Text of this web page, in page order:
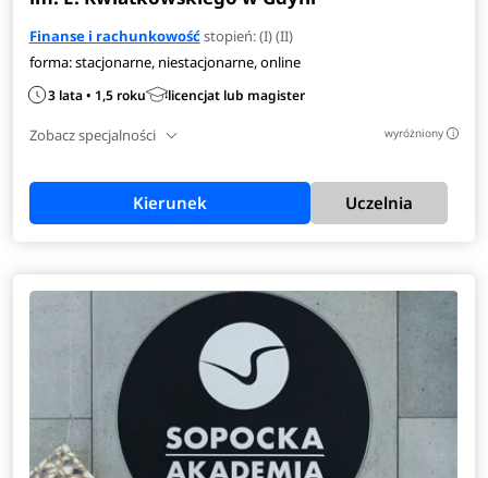
Finanse i rachunkowośćstopień: (I) (II)
forma: stacjonarne, niestacjonarne, online
3 lata • 1,5 roku licencjat lub magister
Zobacz specjalności wyróżniony i
Kierunek Uczelnia